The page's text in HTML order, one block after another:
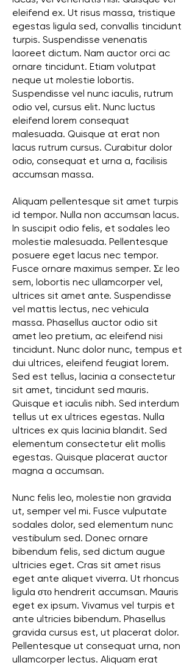
eleifend ex. Ut risus massa, tristique
egestas ligula sed, convallis tincidunt
turpis. Suspendisse venenatis
laoreet dictum. Nam auctor orci ac
ornare tincidunt. Etiam volutpat
neque ut molestie lobortis.
Suspendisse vel nunc iaculis, rutrum
odio vel, cursus elit. Nunc luctus
eleifend lorem consequat
malesuada. Quisque at erat non
lacus rutrum cursus. Curabitur dolor
odio, consequat et urna a, facilisis
accumsan massa.
Aliquam pellentesque sit amet turpis
id tempor. Nulla non accumsan lacus.
In suscipit odio felis, et sodales leo
molestie malesuada. Pellentesque
posuere eget lacus nec tempor.
Fusce ornare maximus semper. Σε leo
sem, lobortis nec ullamcorper vel,
ultrices sit amet ante. Suspendisse
vel mattis lectus, nec vehicula
massa. Phasellus auctor odio sit
amet leo pretium, ac eleifend nisi
tincidunt. Nunc dolor nunc, tempus et
dui ultrices, eleifend feugiat lorem.
Sed est tellus, lacinia a consectetur
sit amet, tincidunt sed mauris.
Quisque et iaculis nibh. Sed interdum
tellus ut ex ultrices egestas. Nulla
ultrices ex quis lacinia blandit. Sed
elementum consectetur elit mollis
egestas. Quisque placerat auctor
magna a accumsan.
Nunc felis leo, molestie non gravida
ut, semper vel mi. Fusce vulputate
sodales dolor, sed elementum nunc
vestibulum sed. Donec ornare
bibendum felis, sed dictum augue
ultricies eget. Cras sit amet risus
eget ante aliquet viverra. Ut rhoncus
ligula στο hendrerit accumsan. Mauris
eget ex ipsum. Vivamus vel turpis et
ante ultricies bibendum. Phasellus
gravida cursus est, ut placerat dolor.
Pellentesque ut consequat urna, non
ullamcorper lectus. Aliquam erat